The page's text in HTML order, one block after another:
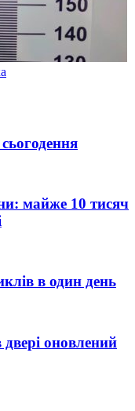
майже 10 тисяч
в один день
оновлений